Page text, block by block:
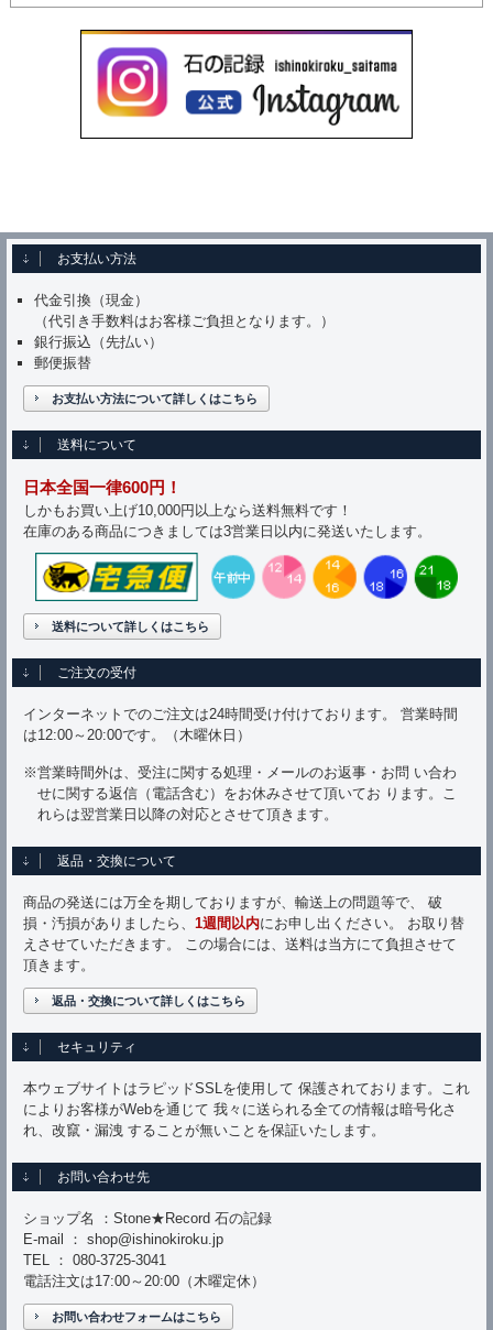
お支払い方法
代金引換（現金）
（代引き手数料はお客様ご負担となります。）
銀行振込（先払い）
郵便振替
お支払い方法について詳しくはこちら
送料について
日本全国一律600円！
しかもお買い上げ10,000円以上なら送料無料です！
在庫のある商品につきましては3営業日以内に発送いたします。
送料について詳しくはこちら
ご注文の受付
インターネットでのご注文は24時間受け付けております。 営業時間
は12:00～20:00です。（木曜休日）
※営業時間外は、受注に関する処理・メールのお返事・お問 い合わ
せに関する返信（電話含む）をお休みさせて頂いてお ります。こ
れらは翌営業日以降の対応とさせて頂きます。
返品・交換について
商品の発送には万全を期しておりますが、輸送上の問題等で、 破
損・汚損がありましたら、 1週間以内にお申し出ください。 お取り替
えさせていただきます。 この場合には、送料は当方にて負担させて
頂きます。
返品・交換について詳しくはこちら
セキュリティ
本ウェブサイトはラピッドSSLを使用して 保護されております。これ
によりお客様がWebを通じて 我々に送られる全ての情報は暗号化さ
れ、改竄・漏洩 することが無いことを保証いたします。
お問い合わせ先
ショップ名 ：Stone★Record 石の記録
E-mail ： shop@ishinokiroku.jp
TEL ： 080-3725-3041
電話注文は17:00～20:00（木曜定休）
お問い合わせフォームはこちら